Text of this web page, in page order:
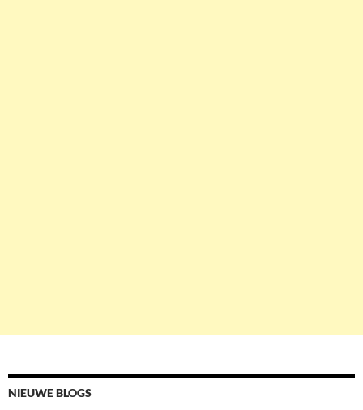
NIEUWE BLOGS